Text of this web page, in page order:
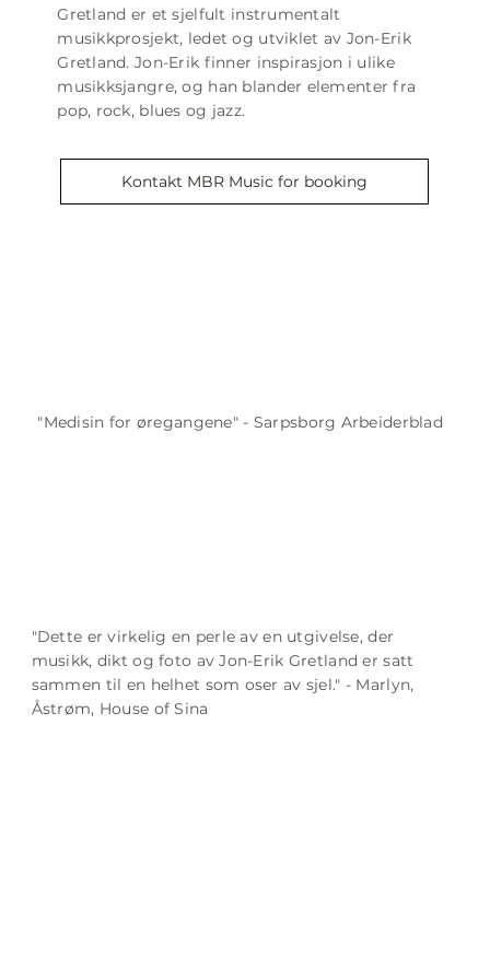
Gretland er et sjelfult instrumentalt
musikkprosjekt, ledet og utviklet av Jon-Erik
Gretland. Jon-Erik finner inspirasjon i ulike
musikksjangre, og han blander elementer fra
pop, rock, blues og jazz.
Kontakt MBR Music for booking
"Medisin for øregangene" - Sarpsborg Arbeiderblad
"Dette er virkelig en perle av en utgivelse, der
musikk, dikt og foto av Jon-Erik Gretland er satt
sammen til en helhet som oser av sjel." - Marlyn,
Åstrøm, House of Sina